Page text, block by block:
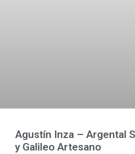
Agustín Inza – Argental
y Galileo Artesano